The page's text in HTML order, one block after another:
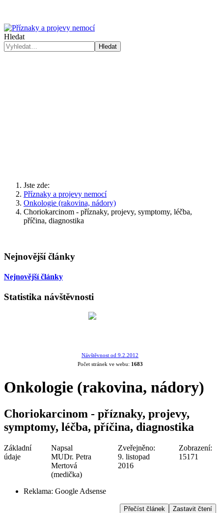
Hledat
Hledat
Jste zde:
Příznaky a projevy nemocí
Onkologie (rakovina, nádory)
Choriokarcinom - příznaky, projevy, symptomy, léčba,
příčina, diagnostika
Nejnovější články
Nejnovější články
Statistika návštěvnosti
Návštěvnost od 9.2.2012
Počet stránek ve webu: 1683
Onkologie (rakovina, nádory)
Choriokarcinom - příznaky, projevy,
symptomy, léčba, příčina, diagnostika
Základní
údaje
Napsal
MUDr. Petra
Mertová
(medička)
Zveřejněno:
9. listopad
2016
Zobrazení:
15171
Reklama: Google Adsense
Přečíst článek Zastavit čtení